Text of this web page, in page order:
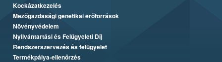
Kockázatkezelés
Mezőgazdasági genetikai erőforrások
Növényvédelem
Nyilvántartási és Felügyeleti Díj
Rendszerszervezés és felügyelet
Termékpálya-ellenőrzés